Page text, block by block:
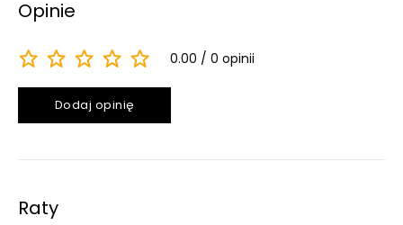
Opinie
0.00 0 opinii
Dodaj opinię
Raty